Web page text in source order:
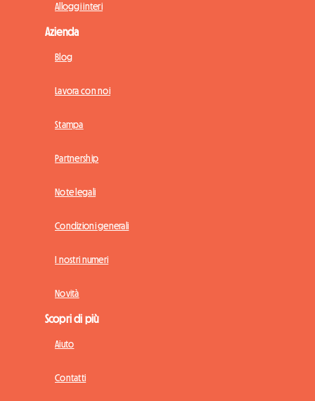
Alloggi interi
Azienda
Blog
Lavora con noi
Stampa
Partnership
Note legali
Condizioni generali
I nostri numeri
Novità
Scopri di più
Aiuto
Contatti